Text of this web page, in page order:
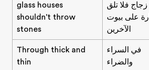
glass houses
shouldn't throw
stones
زجاج فلا تلق
على بيوت
الآخرين
Through thick and
thin
في السراء
والضراء